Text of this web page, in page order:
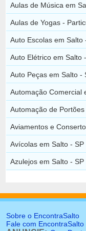
Aulas de Música em
Aulas de Yogas -
Auto Escolas em Salto
Auto Elétrico em Salto
Auto Peças em Salto -
Automação Comercial
Automação de
Aviamentos e
Avícolas em Salto - SP
Azulejos em Salto - SP
Sobre o EncontraSalto
Fale com EncontraSalto